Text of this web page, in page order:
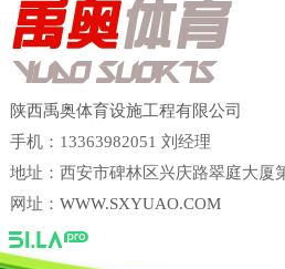
陕西禹奥体育设施工程有限公司
手机：13363982051 刘经理
地址：西安市碑林区兴庆路翠庭大厦
网址： WWW.SXYUAO.COM